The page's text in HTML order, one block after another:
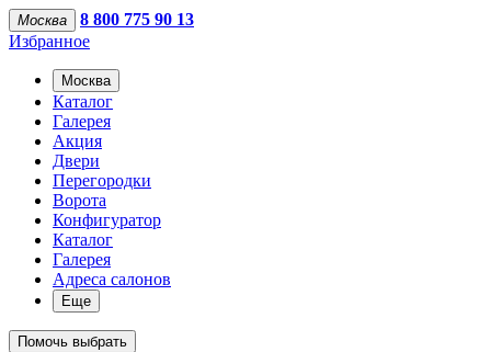
Москва
8 800 775 90 13
Избранное
Москва
Каталог
Галерея
Акция
Двери
Перегородки
Ворота
Конфигуратор
Каталог
Галерея
Адреса салонов
Еще
Помочь выбрать